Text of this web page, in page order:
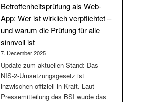
Betroffenheitsprüfung als Web-
App: Wer ist wirklich verpflichtet –
und warum die Prüfung für alle
sinnvoll ist
7. December 2025
Update zum aktuellen Stand: Das
NIS-2-Umsetzungsgesetz ist
inzwischen offiziell in Kraft. Laut
Pressemitteilung des BSI wurde das